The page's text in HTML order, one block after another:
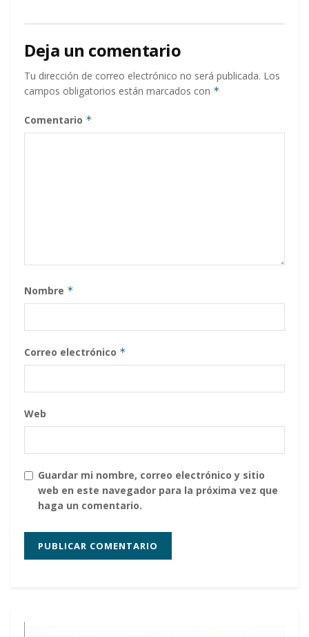
Deja un comentario
Tu dirección de correo electrónico no será publicada. Los
campos obligatorios están marcados con *
Comentario *
Nombre *
Correo electrónico *
Web
Guardar mi nombre, correo electrónico y sitio
web en este navegador para la próxima vez que
haga un comentario.